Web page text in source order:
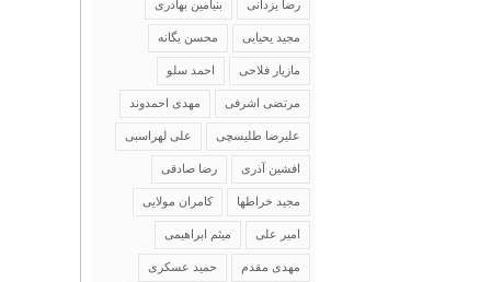
رضا یزدانی بنیامین بهادری
مجید یحیایی محسن یگانه
مازیار فلاحی احمد سلو
مرتضی اشرفی مهدی احمدوند
علیرضا طلیسچی علی لهراسبی
افشین آذری رضا صادقی
مجید خراطها کامران مولایی
امیر علی میثم ابراهیمی
مهدی مقدم حمید عسکری